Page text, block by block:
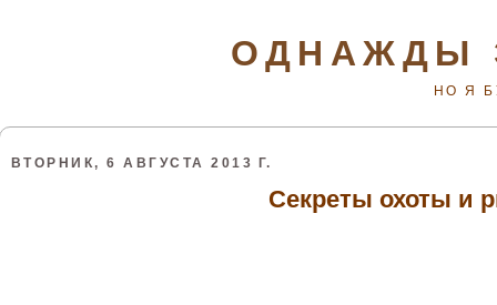
ОДНАЖДЫ
НО Я
ВТОРНИК, 6 АВГУСТА 2013 Г.
Секреты охоты и